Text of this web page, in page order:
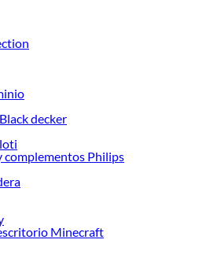
de decoración, estamos aquí para hacer
encuentra todo lo que tenemos para ofrecerte en
de Carpas en Sodimac
de calidad para tus proyectos y
y descubre todo lo que tenemos para
de productos de Carpas en Sodimac. Encuentra
de renovación y decoración. ¡Visítanos y
decker
complementos Philips
Minecraft